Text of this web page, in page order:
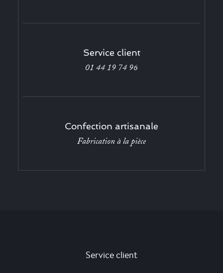
Service client
01 44 19 74 96
Confection artisanale
Fabrication à la pièce
Service client